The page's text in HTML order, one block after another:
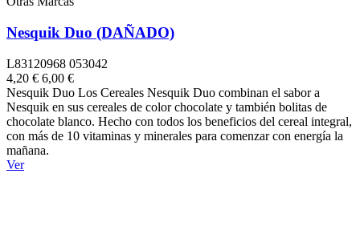
Nesquik Duo (DAÑADO)
L83120968 053042
4,20 € 6,00 €
Nesquik Duo Los Cereales Nesquik Duo combinan el sabor a
Nesquik en sus cereales de color chocolate y también bolitas de
chocolate blanco. Hecho con todos los beneficios del cereal integral,
con más de 10 vitaminas y minerales para comenzar con energía la
mañana.
Ver